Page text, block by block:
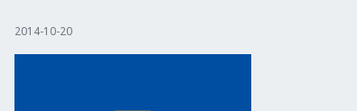
2014-10-20